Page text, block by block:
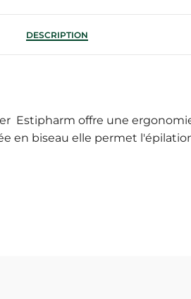
DESCRIPTION
Estipharm offre une
en biseau elle permet